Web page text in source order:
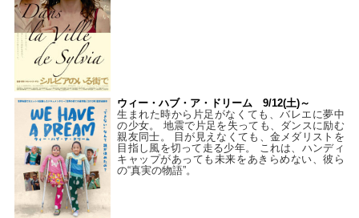
ウィー・ハブ・ア・ドリーム 9/12(土)～
生まれた時から片足がなくても、バレエに夢中
の少女。 地震で片足を失っても、ダンスに励む
親友同士。 目が見えなくても、金メダリストを
目指し風を切って走る少年。 これは、ハンディ
キャップがあっても未来をあきらめない、彼ら
の“真実の物語”。